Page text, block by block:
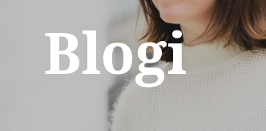
Blogi